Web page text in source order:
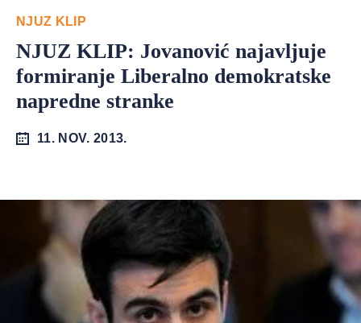
NJUZ KLIP
NJUZ KLIP: Jovanović najavljuje
formiranje Liberalno demokratske
napredne stranke
11. NOV. 2013.